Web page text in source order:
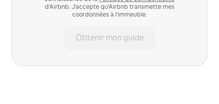
d'Airbnb. J'accepte qu'Airbnb transmette mes
coordonnées à l'immeuble.
Obtenir mon guide